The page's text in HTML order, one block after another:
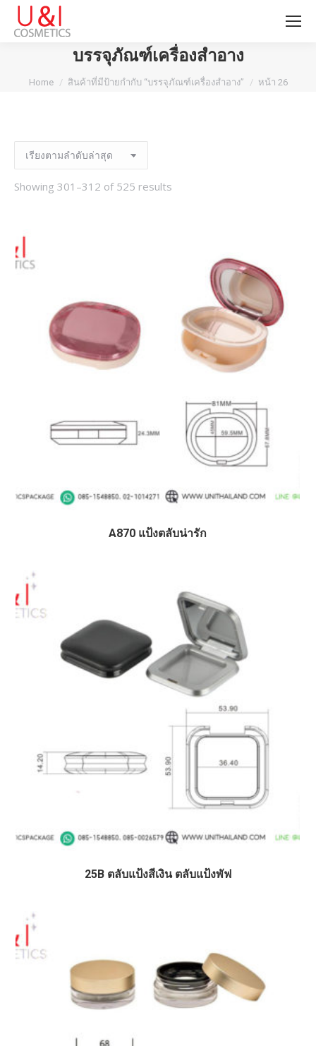
บรรจุภัณฑ์เครื่องสำอาง
You are here:
Home สินค้าที่มีป้ายกำกับ “บรรจุภัณฑ์เครื่องสำอาง” หน้า 26
Showing 301–312 of 525 results
A870 แป้งตลับน่ารัก
25B ตลับแป้งสีเงิน ตลับแป้งพัฟ